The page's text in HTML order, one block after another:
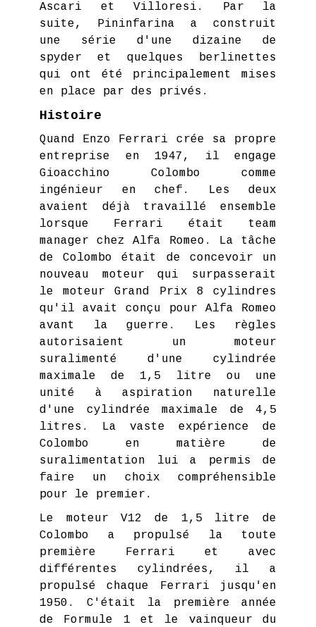
Ascari et Villoresi. Par la
suite, Pininfarina a construit
une série d'une dizaine de
spyder et quelques berlinettes
qui ont été principalement mises
en place par des privés.
Histoire
Quand Enzo Ferrari crée sa propre
entreprise en 1947, il engage
Gioacchino Colombo comme
ingénieur en chef. Les deux
avaient déjà travaillé ensemble
lorsque Ferrari était team
manager chez Alfa Romeo. La tâche
de Colombo était de concevoir un
nouveau moteur qui surpasserait
le moteur Grand Prix 8 cylindres
qu'il avait conçu pour Alfa Romeo
avant la guerre. Les règles
autorisaient un moteur
suralimenté d'une cylindrée
maximale de 1,5 litre ou une
unité à aspiration naturelle
d'une cylindrée maximale de 4,5
litres. La vaste expérience de
Colombo en matière de
suralimentation lui a permis de
faire un choix compréhensible
pour le premier.
Le moteur V12 de 1,5 litre de
Colombo a propulsé la toute
première Ferrari et avec
différentes cylindrées, il a
propulsé chaque Ferrari jusqu'en
1950. C'était la première année
de Formule 1 et le vainqueur du